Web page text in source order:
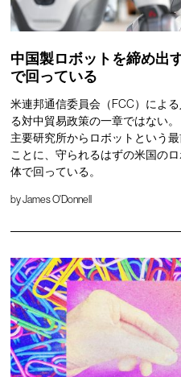
中国製ロボットを締め出
で回っている
米連邦通信委員会（FCC）によ
る対中貿易政策の一章ではない
主要研究所からロボットという
ことに、守られるはずの米国の
体で回っている。
byJames O'Donnell